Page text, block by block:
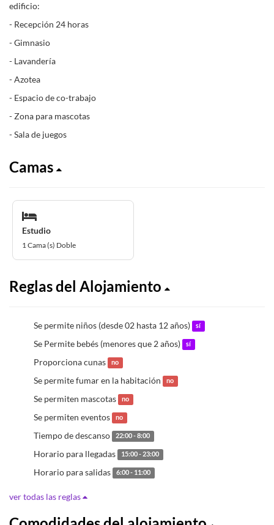
edificio:
- Recepción 24 horas
- Gimnasio
- Lavandería
- Azotea
- Espacio de co-trabajo
- Zona para mascotas
- Sala de juegos
Camas
Estudio
1 Cama (s) Doble
Reglas del Alojamiento
Se permite niños (desde 02 hasta 12 años) sí
Se Permite bebés (menores que 2 años) sí
Proporciona cunas no
Se permite fumar en la habitación no
Se permiten mascotas no
Se permiten eventos no
Tiempo de descanso 22:00 - 8:00
Horario para llegadas 15:00 - 23:00
Horario para salidas 6:00 - 11:00
ver todas las reglas